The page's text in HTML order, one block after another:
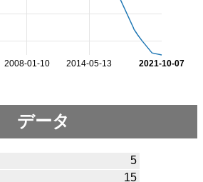
2008-01-10 2014-05-13 2021-10-07
データ
5
15